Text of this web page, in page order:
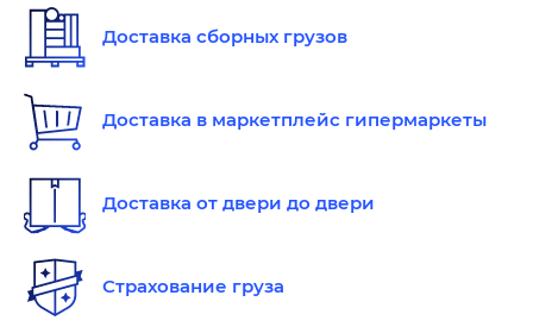
Доставка сборных грузов
Доставка в маркетплейс гипермаркеты
Доставка от двери до двери
Страхование груза